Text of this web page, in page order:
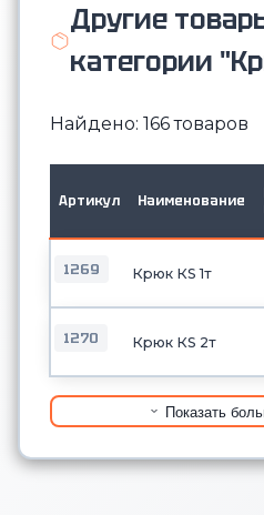
Другие
категории
Найдено: 166 товаров
Артикул Наименование
1269 Крюк КS 1т
1270 Крюк КS 2т
Показать